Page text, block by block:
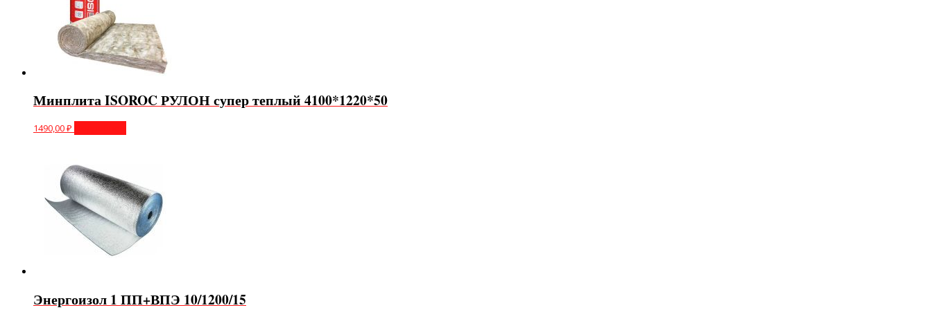
Минплита ISOROC РУЛОН супер теплый 4100*1220*50
1490,00₽
Энергоизол 1 ПП+ВПЭ 10/1200/15